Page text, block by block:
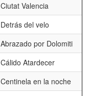
Ciutat Valencia
Detrás del velo
Abrazado por Dolomiti
Cálido Atardecer
Centinela en la noche